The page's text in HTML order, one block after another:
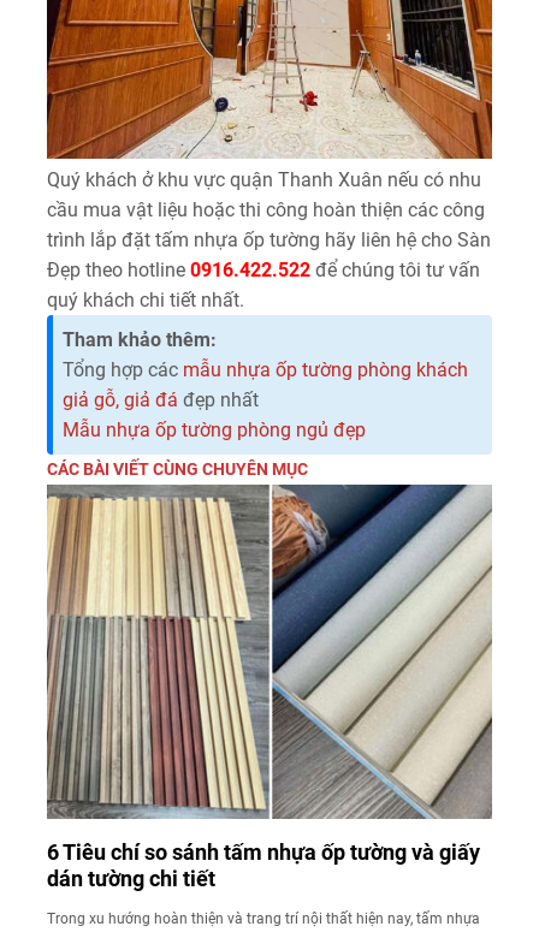
Quý khách ở khu vực quận Thanh Xuân nếu có nhu
cầu mua vật liệu hoặc thi công hoàn thiện các công
trình lắp đặt tấm nhựa ốp tường hãy liên hệ cho Sàn
Đẹp theo hotline 0916.422.522 để chúng tôi tư vấn
quý khách chi tiết nhất.
Tham khảo thêm:
Tổng hợp các mẫu nhựa ốp tường phòng khách
giả gỗ, giả đá đẹp nhất
Mẫu nhựa ốp tường phòng ngủ đẹp
CÁC BÀI VIẾT CÙNG CHUYÊN MỤC
6 Tiêu chí so sánh tấm nhựa ốp tường và giấy
dán tường chi tiết
Trong xu hướng hoàn thiện và trang trí nội thất hiện nay, tấm nhựa